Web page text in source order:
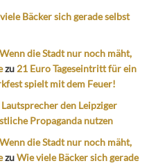
Bäcker sich gerade selbst
die Stadt nur noch mäht,
zu 21 Euro Tageseintritt für ein
spielt mit dem Feuer!
den Leipziger
Propaganda nutzen
die Stadt nur noch mäht,
zuWie viele Bäcker sich gerade